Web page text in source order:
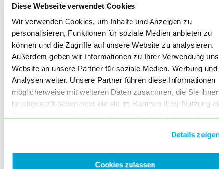
Diese Webseite verwendet Cookies
Wir verwenden Cookies, um Inhalte und Anzeigen zu
personalisieren, Funktionen für soziale Medien anbieten zu
können und die Zugriffe auf unsere Website zu analysieren.
Außerdem geben wir Informationen zu Ihrer Verwendung
Website an unsere Partner für soziale Medien, Werbung und
Analysen weiter. Unsere Partner führen diese Informationen
möglicherweise mit weiteren Daten zusammen, die Sie ihnen
bereitgestellt haben oder die sie im Rahmen Ihrer Nutzung
Details
Cookies zulassen
Abbildung 7: Röntgenaufnahme des linken Handgelenks in zwei Ebenen zehn
Wochen postoperativ: Einbau des osteochondralen Spans; skapholunärer Spalt
etwas erweitert.